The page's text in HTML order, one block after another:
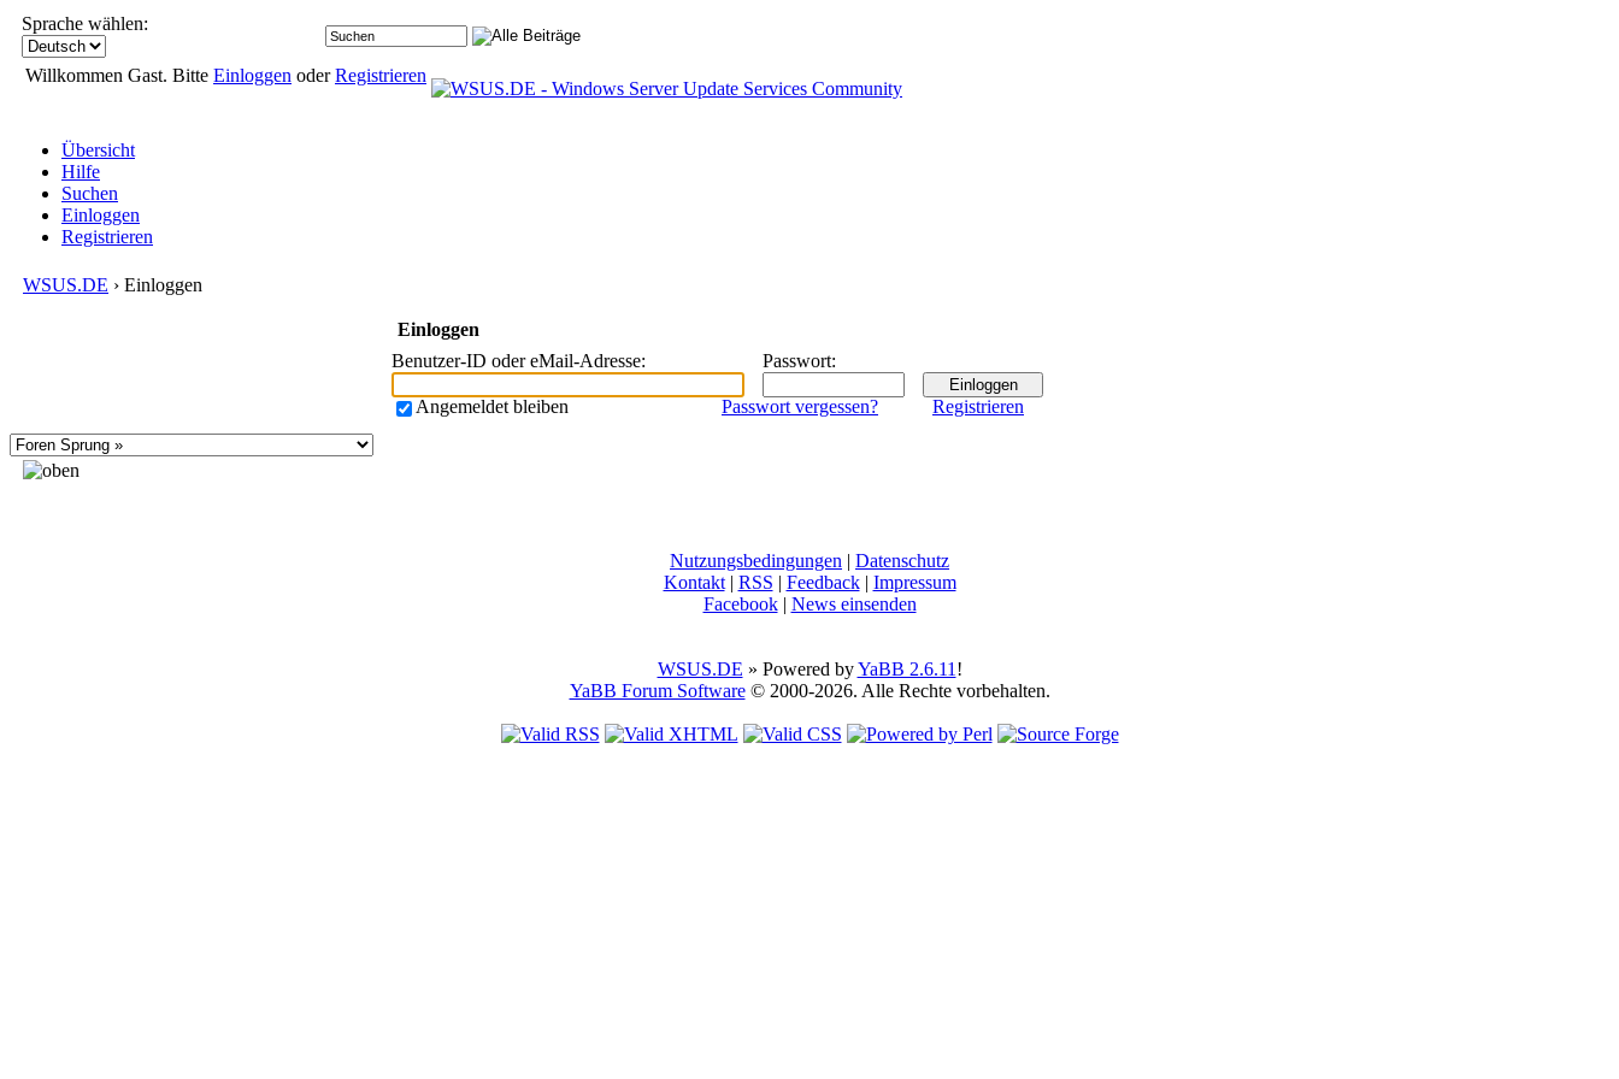
Sprache wählen:
Willkommen Gast. Bitte Einloggen oderRegistrieren
Übersicht
Hilfe
Suchen
Einloggen
Registrieren
WSUS.DE › Einloggen
Einloggen
Benutzer-ID oder eMail-Adresse: Passwort:
Angemeldet bleiben Registrieren
Passwort vergessen?
Nutzungsbedingungen | Datenschutz
Kontakt| RSS | Feedback| Impressum
Facebook| News einsenden
WSUS.DE » Powered byYaBB 2.6.11 !
YaBB Forum Software© 2000-2026. Alle Rechte vorbehalten.